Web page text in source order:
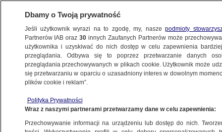
POZNAŃ
kilkanaście strzałów z broni na metalowe
kulki"
Dbamy o Twoją prywatność
Jeśli użytkownik wyrazi na to zgodę, my, naszepodmioty
Partnerów IAB oraz30 innych Zaufanych Partnerów może
użytkownika i uzyskiwać do nich dostęp w celu zapewnienia
przeglądania. Odbywa się to poprzez przetwarzanie danych
przeglądania przechowywanych w plikach cookie. Użytkownik może
się przetwarzaniu w oparciu o uzasadniony interes w dowolnym
plików cookie i reklam”.
Polityka Prywatności
Wraz z naszymi partnerami przetwarzamy dane w celu zapewnienia:
Przechowywanie informacji na urządzeniu lub dostęp do nich.